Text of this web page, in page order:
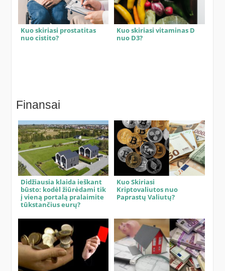
Kuo skiriasi prostatitas
nuo cistito?
Kuo skiriasi vitaminas D
nuo D3?
Finansai
Didžiausia klaida ieškant
būsto: kodėl žiūrėdami tik
į vieną portalą pralaimite
tūkstančius eurų?
Kuo Skiriasi
Kriptovaliutos nuo
Paprastų Valiutų?